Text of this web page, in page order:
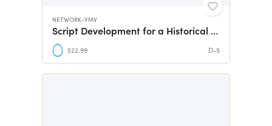
NETWORK-VMV
Script Development for a Historical Feature Film
$22.99 D-5